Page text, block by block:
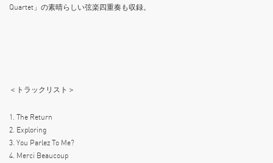
Quartet」の素晴らしい弦楽四重奏も収録。
＜トラックリスト＞
1. The Return
2. Exploring
3. You Parlez To Me?
4. Merci Beaucoup